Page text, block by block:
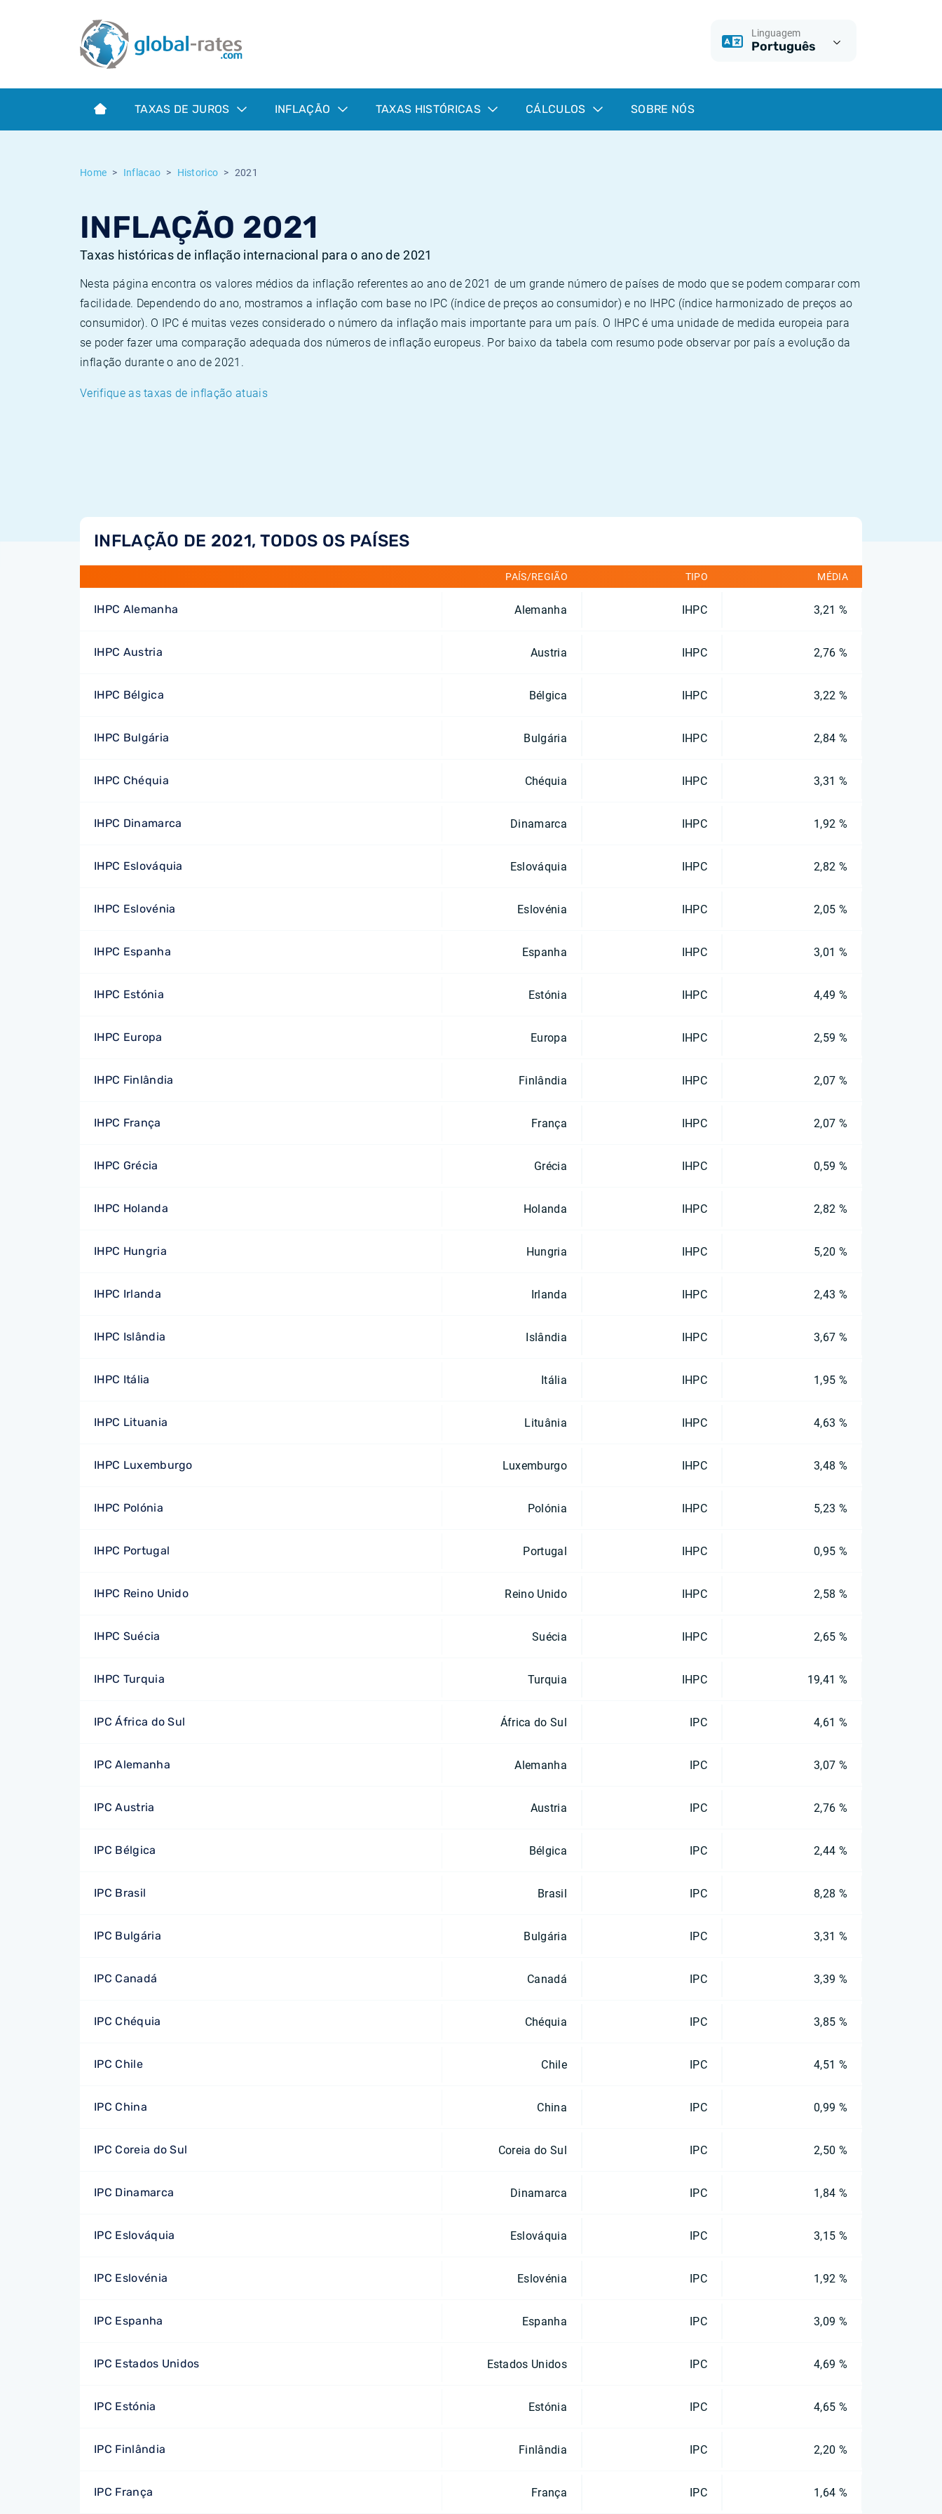
Linguagem
Português
TAXAS DE JUROS INFLAÇÃO TAXAS HISTÓRICAS CÁLCULOS SOBRE NÓS
Home Inflacao Historico 2021
INFLAÇÃO 2021
Taxas históricas de inflação internacional para o ano de 2021
Nesta página encontra os valores médios da inflação referentes ao ano de 2021 de um grande número de países de modo que se podem comparar com
facilidade. Dependendo do ano, mostramos a inflação com base no IPC (índice de preços ao consumidor) e no IHPC (índice harmonizado de preços ao
consumidor). O IPC é muitas vezes considerado o número da inflação mais importante para um país. O IHPC é uma unidade de medida europeia para
se poder fazer uma comparação adequada dos números de inflação europeus. Por baixo da tabela com resumo pode observar por país a evolução da
inflação durante o ano de 2021.
Verifique as taxas de inflação atuais
INFLAÇÃO DE 2021, TODOS OS PAÍSES
PAÍS/REGIÃO TIPO MÉDIA
IHPC Alemanha Alemanha IHPC 3,21 %
IHPC Austria Austria IHPC 2,76 %
IHPC Bélgica Bélgica IHPC 3,22 %
IHPC Bulgária Bulgária IHPC 2,84 %
IHPC Chéquia Chéquia IHPC 3,31 %
IHPC Dinamarca Dinamarca IHPC 1,92 %
IHPC Eslováquia Eslováquia IHPC 2,82 %
IHPC Eslovénia Eslovénia IHPC 2,05 %
IHPC Espanha Espanha IHPC 3,01 %
IHPC Estónia Estónia IHPC 4,49 %
IHPC Europa Europa IHPC 2,59 %
IHPC Finlândia Finlândia IHPC 2,07 %
IHPC França França IHPC 2,07 %
IHPC Grécia Grécia IHPC 0,59 %
IHPC Holanda Holanda IHPC 2,82 %
IHPC Hungria Hungria IHPC 5,20 %
IHPC Irlanda Irlanda IHPC 2,43 %
IHPC Islândia Islândia IHPC 3,67 %
IHPC Itália Itália IHPC 1,95 %
IHPC Lituania Lituânia IHPC 4,63 %
IHPC Luxemburgo Luxemburgo IHPC 3,48 %
IHPC Polónia Polónia IHPC 5,23 %
IHPC Portugal Portugal IHPC 0,95 %
IHPC Reino Unido Reino Unido IHPC 2,58 %
IHPC Suécia Suécia IHPC 2,65 %
IHPC Turquia Turquia IHPC 19,41 %
IPC África do Sul África do Sul IPC 4,61 %
IPC Alemanha Alemanha IPC 3,07 %
IPC Austria Austria IPC 2,76 %
IPC Bélgica Bélgica IPC 2,44 %
IPC Brasil Brasil IPC 8,28 %
IPC Bulgária Bulgária IPC 3,31 %
IPC Canadá Canadá IPC 3,39 %
IPC Chéquia Chéquia IPC 3,85 %
IPC Chile Chile IPC 4,51 %
IPC China China IPC 0,99 %
IPC Coreia do Sul Coreia do Sul IPC 2,50 %
IPC Dinamarca Dinamarca IPC 1,84 %
IPC Eslováquia Eslováquia IPC 3,15 %
IPC Eslovénia Eslovénia IPC 1,92 %
IPC Espanha Espanha IPC 3,09 %
IPC Estados Unidos Estados Unidos IPC 4,69 %
IPC Estónia Estónia IPC 4,65 %
IPC Finlândia Finlândia IPC 2,20 %
IPC França França IPC 1,64 %
Term SOFR
O que é a inflação do IPC?
O que é a inflação do IHPC?
Taxas Euribor históricas
Taxas ESTER históricas
Taxas de inflação históricas
Calculadora de inflação